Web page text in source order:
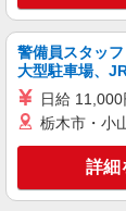
ピザハット 蘇
警備員スタッフ
大型駐車場、
日給
栃木市・小
詳細